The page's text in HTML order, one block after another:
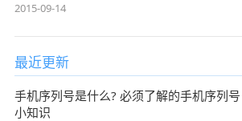
2015-09-14
最近更新
手机序列号是什么? 必须了解的手机序列号
小知识